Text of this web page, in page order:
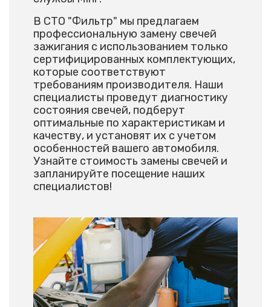
В СТО "Фильтр" мы предлагаем
профессиональную замену свечей
зажигания с использованием только
сертифицированных комплектующих,
которые соответствуют
требованиям производителя. Наши
специалисты проведут диагностику
состояния свечей, подберут
оптимальные по характеристикам и
качеству, и установят их с учетом
особенностей вашего автомобиля.
Узнайте стоимость замены свечей и
запланируйте посещение наших
специалистов!